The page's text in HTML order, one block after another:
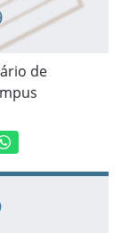
de
WhatsApp